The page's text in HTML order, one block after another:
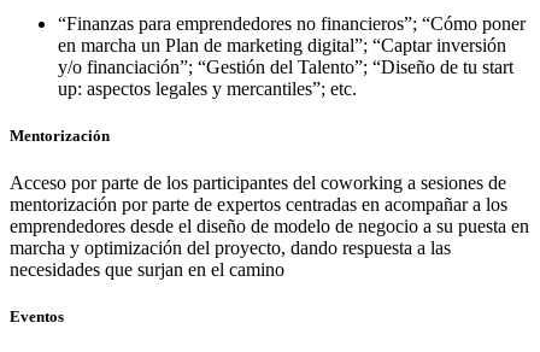
“Finanzas para emprendedores no financieros”; “Cómo poner
en marcha un Plan de marketing digital”; “Captar inversión
y/o financiación”; “Gestión del Talento”; “Diseño de tu start
up: aspectos legales y mercantiles”; etc.
Mentorización
Acceso por parte de los participantes del coworking a sesiones de
mentorización por parte de expertos centradas en acompañar a los
emprendedores desde el diseño de modelo de negocio a su puesta en
marcha y optimización del proyecto, dando respuesta a las
necesidades que surjan en el camino
Eventos